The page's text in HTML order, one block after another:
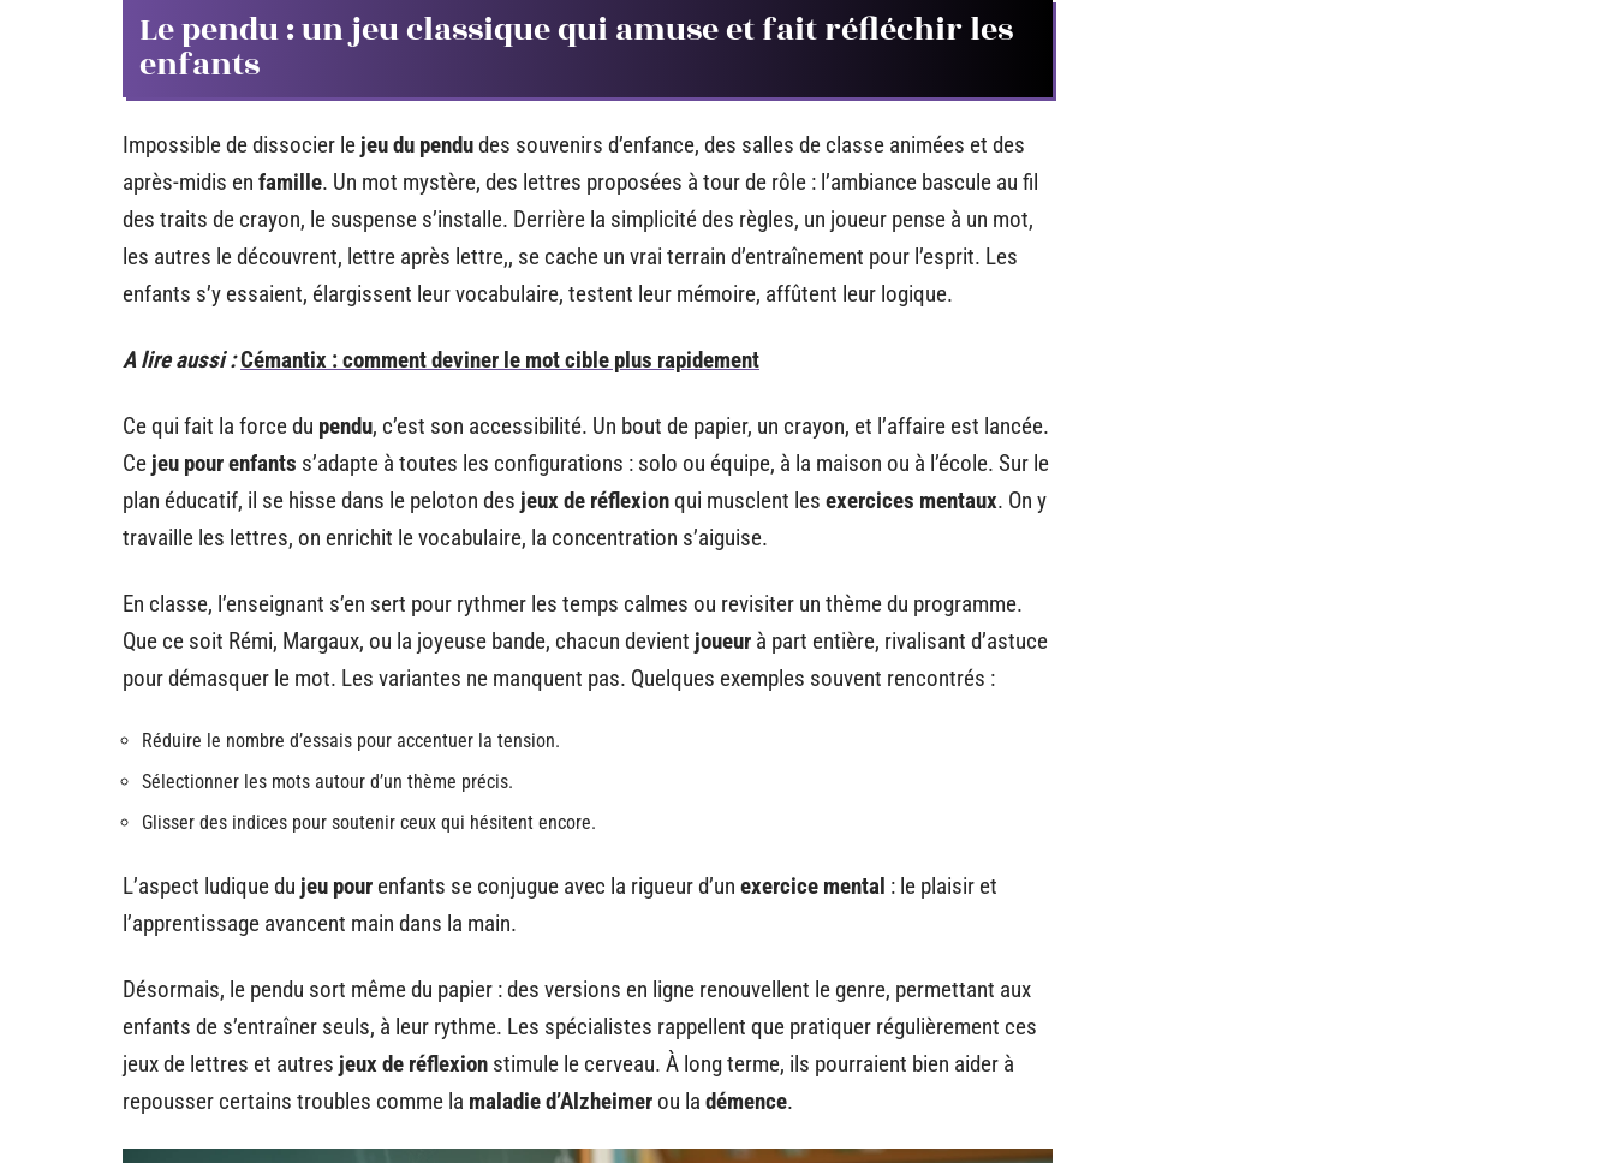
Le pendu : un jeu classique qui amuse et fait réfléchir les
enfants
Impossible de dissocier le jeu du pendudes souvenirs d’enfance, des salles de classe animées et des
après-midis en famille. Un mot mystère, des lettres proposées à tour de rôle : l’ambiance bascule au fil
des traits de crayon, le suspense s’installe. Derrière la simplicité des règles, un joueur pense à un mot,
les autres le découvrent, lettre après lettre,, se cache un vrai terrain d’entraînement pour l’esprit. Les
enfants s’y essaient, élargissent leur vocabulaire, testent leur mémoire, affûtent leur logique.
A lire aussi :Cémantix : comment deviner le mot cible plus rapidement
Ce qui fait la force du pendu, c’est son accessibilité. Un bout de papier, un crayon, et l’affaire est lancée.
Ce jeu pour enfants s’adapte à toutes les configurations : solo ou équipe, à la maison ou à l’école. Sur le
plan éducatif, il se hisse dans le peloton des jeux de réflexionqui musclent les exercices mentaux. On y
travaille les lettres, on enrichit le vocabulaire, la concentration s’aiguise.
En classe, l’enseignant s’en sert pour rythmer les temps calmes ou revisiter un thème du programme.
Que ce soit Rémi, Margaux, ou la joyeuse bande, chacun devient joueur à part entière, rivalisant d’astuce
pour démasquer le mot. Les variantes ne manquent pas. Quelques exemples souvent rencontrés :
Réduire le nombre d’essais pour accentuer la tension.
Sélectionner les mots autour d’un thème précis.
Glisser des indices pour soutenir ceux qui hésitent encore.
L’aspect ludique du jeu pour enfants se conjugue avec la rigueur d’un exercice mental : le plaisir et
l’apprentissage avancent main dans la main.
Désormais, le pendu sort même du papier : des versions en ligne renouvellent le genre, permettant aux
enfants de s’entraîner seuls, à leur rythme. Les spécialistes rappellent que pratiquer régulièrement ces
jeux de lettres et autres jeux de réflexion stimule le cerveau. À long terme, ils pourraient bien aider à
repousser certains troubles comme la maladie d’Alzheimer ou la démence.